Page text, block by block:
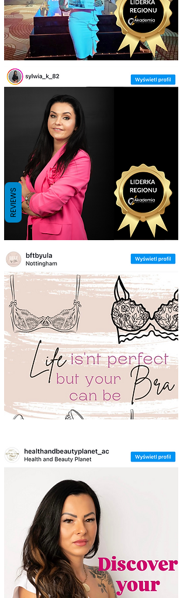
REVIEWS